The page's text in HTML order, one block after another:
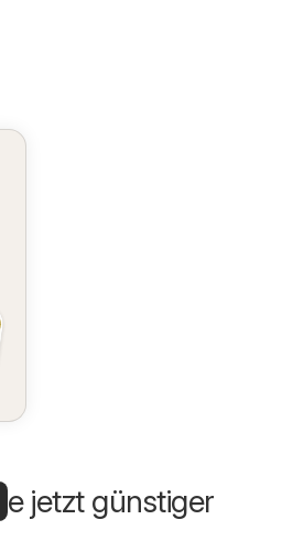
jetzt günstiger